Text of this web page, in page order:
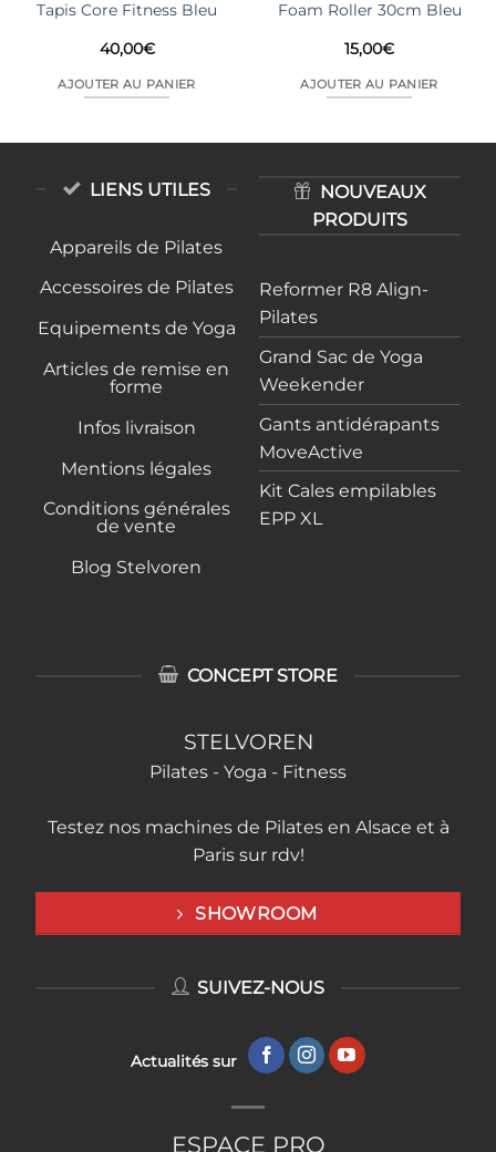
Tapis Core Fitness Bleu
40,00€
AJOUTER AU PANIER
Foam Roller 30cm Bleu
15,00€
AJOUTER AU PANIER
LIENS UTILES
Appareils de Pilates
Accessoires de Pilates
Equipements de Yoga
Articles de remise en
forme
Infos livraison
Mentions légales
Conditions générales
de vente
Blog Stelvoren
NOUVEAUX
PRODUITS
Reformer R8 Align-
Pilates
Grand Sac de Yoga
Weekender
Gants antidérapants
MoveActive
Kit Cales empilables
EPP XL
CONCEPT STORE
STELVOREN
Pilates - Yoga - Fitness
Testez nos machines de Pilates en Alsace et à
Paris sur rdv!
SHOWROOM
SUIVEZ-NOUS
Actualités sur
ESPACE PRO